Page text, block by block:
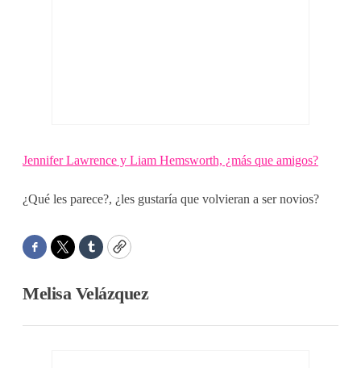
Jennifer Lawrence y Liam Hemsworth, ¿más que amigos?
¿Qué les parece?, ¿les gustaría que volvieran a ser novios?
Facebook
TwitterTumblrCopy
Melisa Velázquez